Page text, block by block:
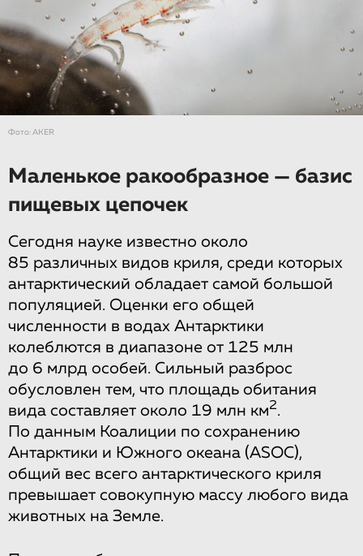
Фото: АKER
Маленькое ракообразное — базис
пищевых цепочек
Сегодня науке известно около
85 различных видов криля, среди которых
антарктический обладает самой большой
популяцией. Оценки его общей
численности в водах Антарктики
колеблются в диапазоне от 125 млн
до 6 млрд особей. Сильный разброс
обусловлен тем, что площадь обитания
вида составляет около 19 млн км2.
По данным Коалиции по сохранению
Антарктики и Южного океана (ASOC),
общий вес всего антарктического криля
превышает совокупную массу любого вида
животных на Земле.